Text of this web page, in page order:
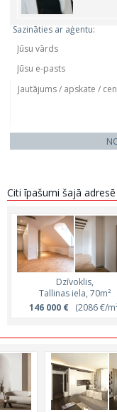
Sazināties ar aģentu:
Citi īpašumi šajā adresē
Dzīvoklis,
Tallinas iela, 70m²
146 000 €(2086 €/